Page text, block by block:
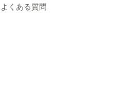
よくある質問